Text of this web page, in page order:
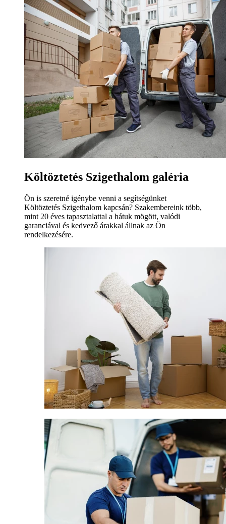
Költöztetés Szigethalom galéria
Ön is szeretné igénybe venni a segítségünket
Költöztetés Szigethalom kapcsán? Szakembereink több,
mint 20 éves tapasztalattal a hátuk mögött, valódi
garanciával és kedvező árakkal állnak az Ön
rendelkezésére.